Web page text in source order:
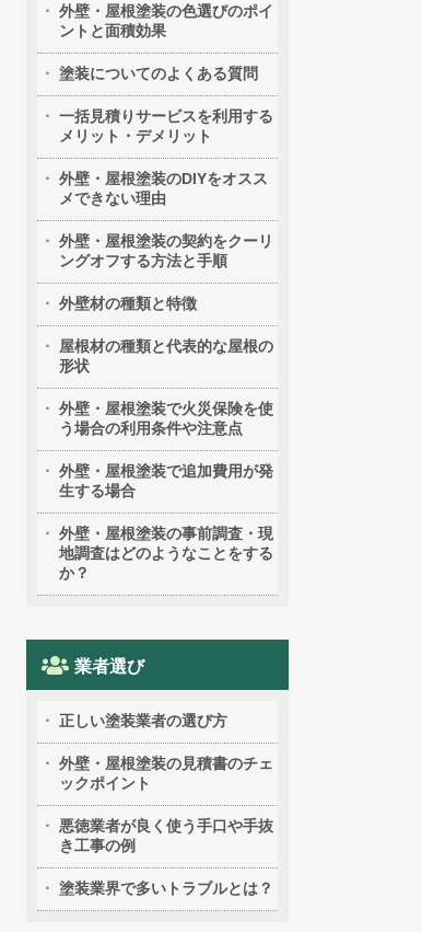
外壁・屋根塗装の色選びのポイ
ントと面積効果
塗装についてのよくある質問
一括見積りサービスを利用する
メリット・デメリット
外壁・屋根塗装のDIYをオスス
メできない理由
外壁・屋根塗装の契約をクーリ
ングオフする方法と手順
外壁材の種類と特徴
屋根材の種類と代表的な屋根の
形状
外壁・屋根塗装で火災保険を使
う場合の利用条件や注意点
外壁・屋根塗装で追加費用が発
生する場合
外壁・屋根塗装の事前調査・現
地調査はどのようなことをする
か？
業者選び
正しい塗装業者の選び方
外壁・屋根塗装の見積書のチェ
ックポイント
悪徳業者が良く使う手口や手抜
き工事の例
塗装業界で多いトラブルとは？